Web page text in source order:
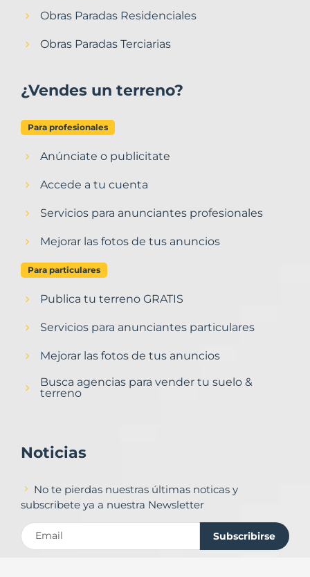
Obras Paradas Residenciales
Obras Paradas Terciarias
¿Vendes un terreno?
Para profesionales
Anúnciate o publicitate
Accede a tu cuenta
Servicios para anunciantes profesionales
Mejorar las fotos de tus anuncios
Para particulares
Publica tu terreno GRATIS
Servicios para anunciantes particulares
Mejorar las fotos de tus anuncios
Busca agencias para vender tu suelo &
terreno
Noticias
No te pierdas nuestras últimas noticas y
subscribete ya a nuestra Newsletter
Subscribirse